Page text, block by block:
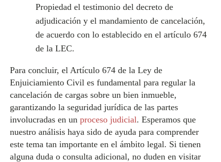
Propiedad el testimonio del decreto de
adjudicación y el mandamiento de cancelación,
de acuerdo con lo establecido en el artículo 674
de la LEC.
Para concluir, el Artículo 674 de la Ley de
Enjuiciamiento Civil es fundamental para regular la
cancelación de cargas sobre un bien inmueble,
garantizando la seguridad jurídica de las partes
involucradas en un proceso judicial. Esperamos que
nuestro análisis haya sido de ayuda para comprender
este tema tan importante en el ámbito legal. Si tienen
alguna duda o consulta adicional, no duden en visitar